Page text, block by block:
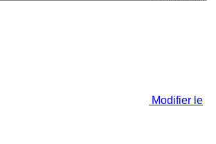
Modifier le